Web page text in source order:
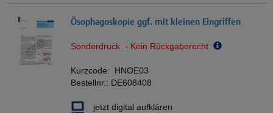
Ösophagoskopie ggf. mit kleinen Eingriffen
Sonderdruck - Kein Rückgaberecht
Kurzcode: HNOE03
Bestellnr.: DE608408
jetzt digital aufklären